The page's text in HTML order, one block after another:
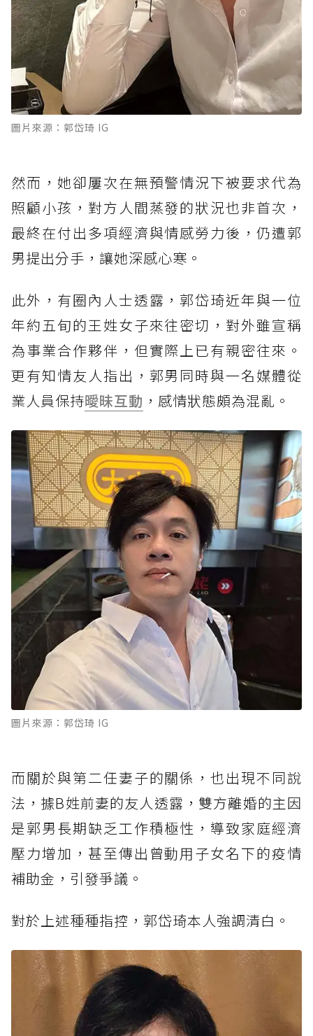
圖片來源：郭岱琦 IG
然而，她卻屢次在無預警情況下被要求代為
照顧小孩，對方人間蒸發的狀況也非首次，
最終在付出多項經濟與情感勞力後，仍遭郭
男提出分手，讓她深感心寒。
此外，有圈內人士透露，郭岱琦近年與一位
年約五旬的王姓女子來往密切，對外雖宣稱
為事業合作夥伴，但實際上已有親密往來。
更有知情友人指出，郭男同時與一名媒體從
業人員保持曖昧互動 ，感情狀態頗為混亂。
圖片來源：郭岱琦 IG
而關於與第二任妻子的關係，也出現不同說
法，據B姓前妻的友人透露，雙方離婚的主因
是郭男長期缺乏工作積極性，導致家庭經濟
壓力增加，甚至傳出曾動用子女名下的疫情
補助金，引發爭議。
對於上述種種指控，郭岱琦本人強調清白。